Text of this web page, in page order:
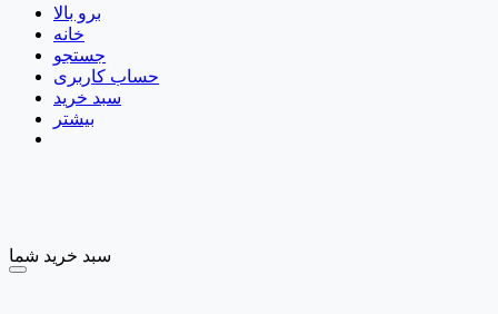
برو بالا
خانه
جستجو
حساب کاربری
سبد خرید
بیشتر
سبد خرید شما